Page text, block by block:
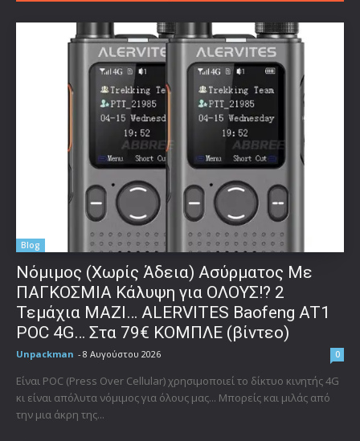
Blog
Νόμιμος (Χωρίς Άδεια) Ασύρματος Με
ΠΑΓΚΟΣΜΙΑ Κάλυψη για ΟΛΟΥΣ!? 2
Τεμάχια ΜΑΖΙ… ALERVITES Baofeng AT1
POC 4G… Στα 79€ ΚΟΜΠΛΕ (βίντεο)
Unpackman - 8 Αυγούστου 2026 0
Είναι POC (Press Over Cellular) χρησιμοποιεί το δίκτυο κινητής 4G
κι είναι απόλυτα νόμιμος για όλους μας... Μπορείς και μιλάς από
την μια άκρη της...